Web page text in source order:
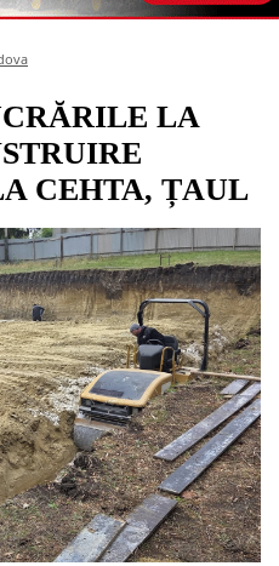
LA
CEHTA, ȚAUL